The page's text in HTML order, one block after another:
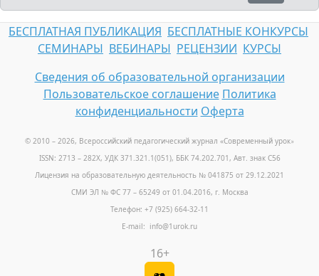
БЕСПЛАТНАЯ ПУБЛИКАЦИЯ БЕСПЛАТНЫЕ КОНКУРСЫ
СЕМИНАРЫ ВЕБИНАРЫ РЕЦЕНЗИИ КУРСЫ
Сведения об образовательной организации
Пользовательское соглашение Политика
конфиденциальности Оферта
© 2010 – 2026, Всероссийский педагогический журнал «Современный урок»
ISSN: 2713 – 282X, УДК 371.321.1(051), ББК 74.202.701, Авт. знак С56
Лицензия на образовательную деятельность № 041875 от 29.12.2021
СМИ ЭЛ № ФС 77 – 65249 от 01.04.2016, г. Москва
Телефон: +7 (925) 664-32-11
E-mail: info@1urok.ru
16+